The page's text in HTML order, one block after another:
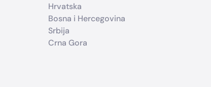
Hrvatska
Bosna i Hercegovina
Srbija
Crna Gora